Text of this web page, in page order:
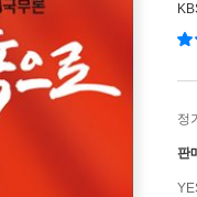
정
판